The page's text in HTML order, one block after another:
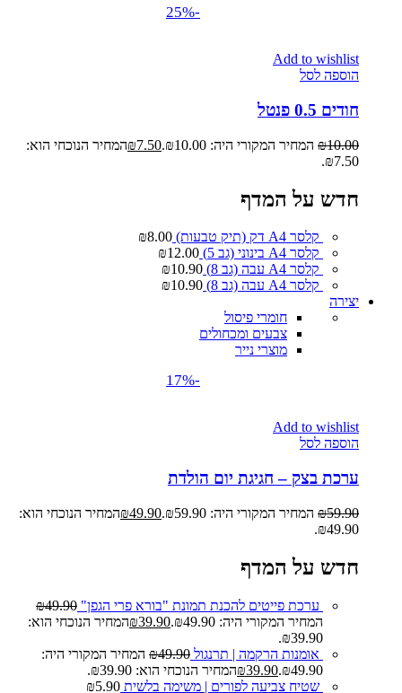
-25%
Add to wishlist
הוספה לסל
חודים 0.5 פנטל
₪10.00 המחיר המקורי היה: ₪10.00. ₪7.50
המחיר הנוכחי הוא:
₪7.50.
חדש על המדף
קלסר A4 דק (תיק טבעות) ₪8.00
קלסר A4 בינוני (גב 5)
₪12.00
קלסר A4 עבה (גב 8)
₪10.90
קלסר A4 עבה (גב 8)
₪10.90
יצירה
חומרי פיסול
צבעים ומכחולים
מוצרי נייר
-17%
Add to wishlist
הוספה לסל
ערכת בצק – חגיגת יום הולדת
₪59.90 המחיר המקורי היה: ₪59.90. ₪49.90
המחיר הנוכחי הוא:
₪49.90.
חדש על המדף
ערכת פייטים להכנת תמונת "בורא פרי הגפן" ₪49.90
המחיר המקורי היה: ₪49.90.
₪39.90
המחיר הנוכחי הוא:
₪39.90.
אומנות הרקמה | תרנגול
₪49.90
המחיר המקורי היה:
₪49.90.
₪39.90
המחיר הנוכחי הוא: ₪39.90.
שטיח צביעה לפורים | משימה בלשית
₪5.90